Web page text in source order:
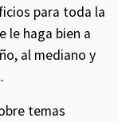
para toda la
le haga bien a
al mediano y
temas